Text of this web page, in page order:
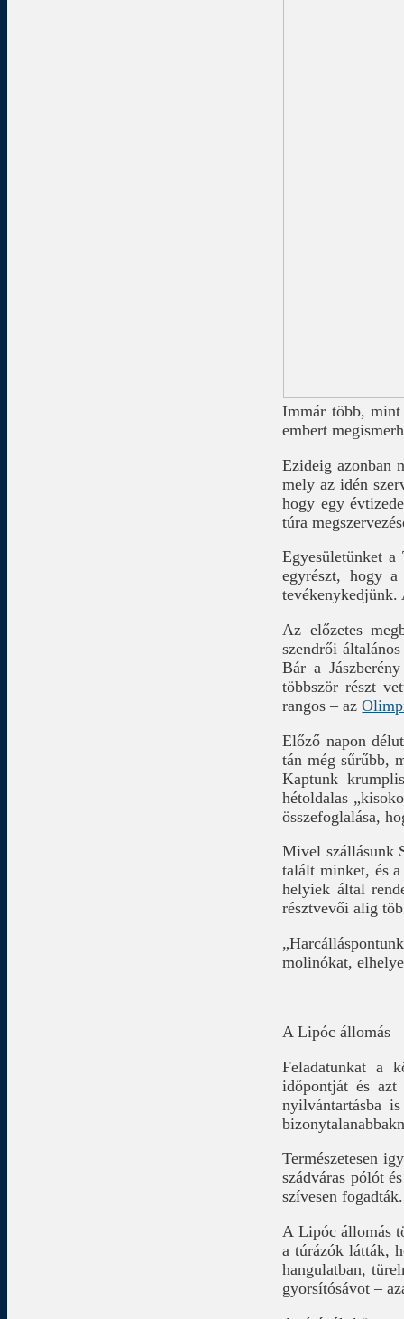
Immár több,
embert
Ezideig azonban
mely az idén
hogy egy
túra
Egyesületünket
egyrészt, hogy a
tevékenykedjünk.
Az előzetes
szendrői
Bár a
többször részt
rangos – az
Előző napon
tán még sűrűbb,
Kaptunk
hétoldalas
összefoglalása,
Mivel szállásunk
talált minket, és
helyiek által
résztvevői alig
molinókat,
A Lipóc állomás
Feladatunkat a
időpontját és azt
nyilvántartásba
Természetesen
szádváras pólót
szívesen fogadták.
A Lipóc állomás
a túrázók látták,
hangulatban,
gyorsítósávot –